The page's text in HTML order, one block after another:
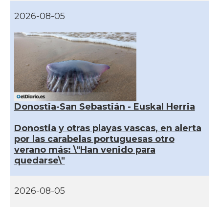
2026-08-05
Donostia-San Sebastián - Euskal Herria
Donostia y otras playas vascas, en alerta
por las carabelas portuguesas otro
verano más: \"Han venido para
quedarse\"
2026-08-05